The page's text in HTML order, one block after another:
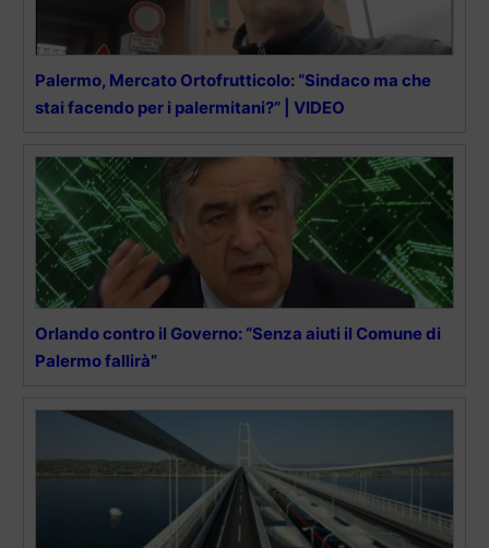
Palermo, Mercato Ortofrutticolo: “Sindaco ma che
stai facendo per i palermitani?” | VIDEO
Orlando contro il Governo: “Senza aiuti il Comune di
Palermo fallirà”